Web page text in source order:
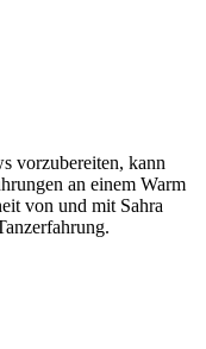
vorzubereiten, kann
an einem Warm
von und mit Sahra